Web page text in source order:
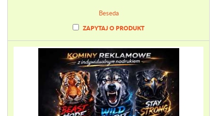
Beseda
ZAPYTAJ O PRODUKT